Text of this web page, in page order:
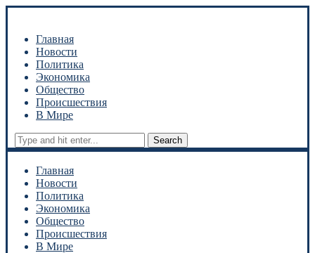
Главная
Новости
Политика
Экономика
Общество
Происшествия
В Мире
Search
Главная
Новости
Политика
Экономика
Общество
Происшествия
В Мире